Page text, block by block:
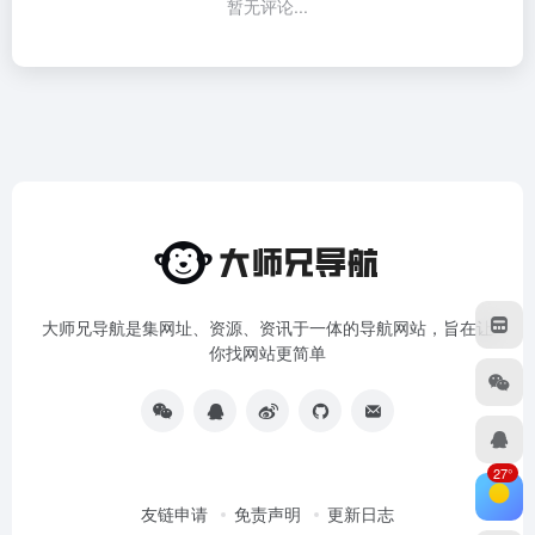
暂无评论...
大师兄导航是集网址、资源、资讯于一体的导航网站，旨在让
你找网站更简单
友链申请 免责声明 更新日志
27°